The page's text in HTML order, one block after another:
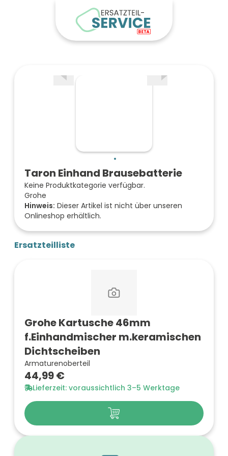
Taron Einhand Brausebatterie
Keine Produktkategorie verfügbar.
Grohe
Hinweis: Dieser Artikel ist nicht über unseren
Onlineshop erhältlich.
Ersatzteilliste
Grohe Kartusche 46mm
f.Einhandmischer m.keramischen
Dichtscheiben
Armaturenoberteil
44,99 €
Lieferzeit: voraussichtlich 3–5 Werktage